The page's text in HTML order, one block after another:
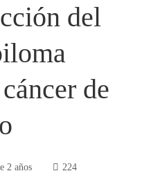
del
de
2 años 224